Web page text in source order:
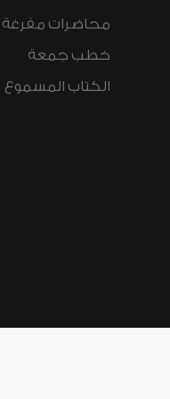
محاضرات مفرغة
خطب جمعة
الكتاب المسموع